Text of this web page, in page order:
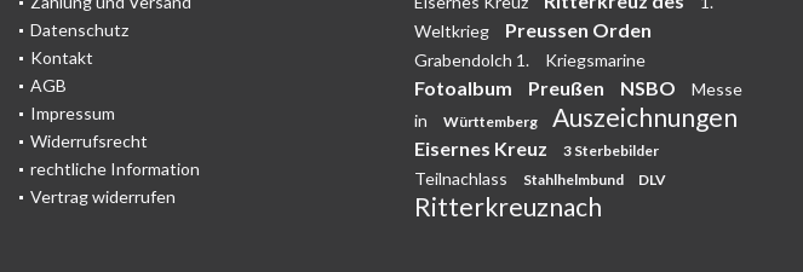
Datenschutz
Kontakt
AGB
Impressum
Widerrufsrecht
rechtliche Information
Vertrag widerrufen
Weltkrieg
Preussen Orden
Grabendolch 1. Kriegsmarine
Fotoalbum Preußen NSBO
Messe
in
Württemberg Auszeichnungen
Eisernes Kreuz 3 Sterbebilder
Teilnachlass Stahlhelmbund DLV
Ritterkreuznach